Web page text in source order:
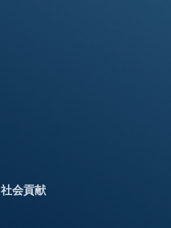
社会貢献